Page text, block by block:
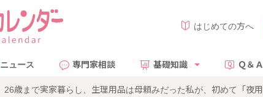
はじめての方へ
ニュース 専門家相談 基礎知識 Ｑ＆Ａ
26歳まで実家暮らし、生理用品は母頼みだった私が、初めて「夜